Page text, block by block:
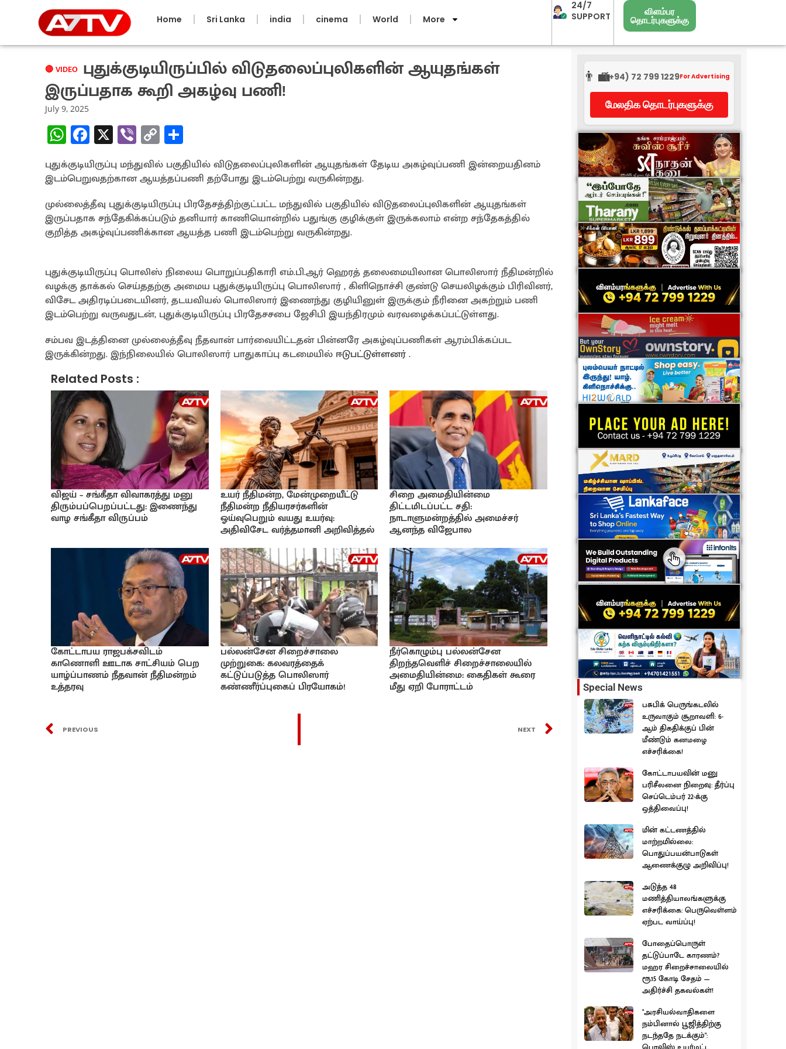
Home Sri Lanka india cinema World More
24/7
SUPPORT
விளம்பர
தொடர்புகளுக்கு
🔴 VIDEO புதுக்குடியிருப்பில் விடுதலைப்புலிகளின் ஆயுதங்கள்
இருப்பதாக கூறி அகழ்வு பணி!
July 9, 2025
W
h
at
sA
p
p
Fa
ce
b
o
o
k
X Vi
b
er
C
o
py
Li
n
k
h
ar
e
புதுக்குடியிருப்பு மந்துவில் பகுதியில் விடுதலைப்புலிகளின் ஆயுதங்கள் தேடிய அகழ்வுப்பணி இன்றையதினம்
இடம்பெறுவதற்கான ஆயத்தப்பணி தற்போது இடம்பெற்று வருகின்றது.
முல்லைத்தீவு புதுக்குடியிருப்பு பிரதேசத்திற்குட்பட்ட மந்துவில் பகுதியில் விடுதலைப்புலிகளின் ஆயுதங்கள்
இருப்பதாக சந்தேகிக்கப்படும் தனியார் காணியொன்றில் பதுங்கு குழிக்குள் இருக்கலாம் என்ற சந்தேகத்தில்
குறித்த அகழ்வுப்பணிக்கான ஆயத்த பணி இடம்பெற்று வருகின்றது.
புதுக்குடியிருப்பு பொலிஸ் நிலைய பொறுப்பதிகாரி எம்.பி.ஆர் ஹெரத் தலைமையிலான பொலிஸார் நீதிமன்றில்
வழக்கு தாக்கல் செய்ததற்கு அமைய புதுக்குடியிருப்பு பொலிஸார் , கிளிநொச்சி குண்டு செயலிழக்கும் பிரிவினர்,
விசேட அதிரடிப்படையினர், தடயவியல் பொலிஸார் இணைந்து குழியினுள் இருக்கும் நீரினை அகற்றும் பணி
இடம்பெற்று வருவதுடன், புதுக்குடியிருப்பு பிரதேசசபை ஜேசிபி இயந்திரமும் வரவழைக்கப்பட்டுள்ளது.
சம்பவ இடத்தினை முல்லைத்தீவு நீதவான் பார்வையிட்டதன் பின்னரே அகழ்வுப்பணிகள் ஆரம்பிக்கப்பட
இருக்கின்றது. இந்நிலையில் பொலிஸார் பாதுகாப்பு கடமையில் ஈடுபட்டுள்ளனர்.
Related Posts :
விஜய் – சங்கீதா விவாகரத்து மனு
திரும்பப்பெறப்பட்டது: இணைந்து
வாழ சங்கீதா விருப்பம்
உயர் நீதிமன்ற, மேன்முறையீட்டு
நீதிமன்ற நீதியரசர்களின்
ஓய்வுபெறும் வயது உயர்வு:
அதிவிசேட வர்த்தமானி அறிவித்தல்
சிறை அமைதியின்மை
திட்டமிடப்பட்ட சதி:
நாடாளுமன்றத்தில் அமைச்சர்
ஆனந்த விஜேபால
கோட்டாபய ராஜபக்சவிடம்
காணொளி ஊடாக சாட்சியம் பெற
யாழ்ப்பாணம் நீதவான் நீதிமன்றம்
உத்தரவு
பல்லன்சேன சிறைச்சாலை
முற்றுகை: கலவரத்தைக்
கட்டுப்படுத்த பொலிஸார்
கண்ணீர்ப்புகைப் பிரயோகம்!
நீர்கொழும்பு பல்லன்சேன
திறந்தவெளிச் சிறைச்சாலையில்
அமைதியின்மை: கைதிகள் கூரை
மீது ஏறி போராட்டம்
PREVIOUS NEXT
👨‍💼(+94) 72 799 1229For Advertising
மேலதிக தொடர்புகளுக்கு
Special News
பசுபிக் பெருங்கடலில்
உருவாகும் சூறாவளி: 6-
ஆம் திகதிக்குப் பின்
மீண்டும் கனமழை
எச்சரிக்கை!
கோட்டாபயவின் மனு
பரிசீலனை நிறைவு: தீர்ப்பு
செப்டெம்பர் 22-க்கு
ஒத்திவைப்பு!
மின் கட்டணத்தில்
மாற்றமில்லை:
பொதுப்பயன்பாடுகள்
ஆணைக்குழு அறிவிப்பு!
அடுத்த 48
மணித்தியாலங்களுக்கு
எச்சரிக்கை: பெருவெள்ளம்
ஏற்பட வாய்ப்பு!
போதைப்பொருள்
தட்டுப்பாடே காரணம்?
மஹர சிறைச்சாலையில்
ரூ.15 கோடி சேதம் —
அதிர்ச்சி தகவல்கள்!
"அரசியல்வாதிகளை
நம்பினால் பூஜித்திற்கு
நடந்ததே நடக்கும்":